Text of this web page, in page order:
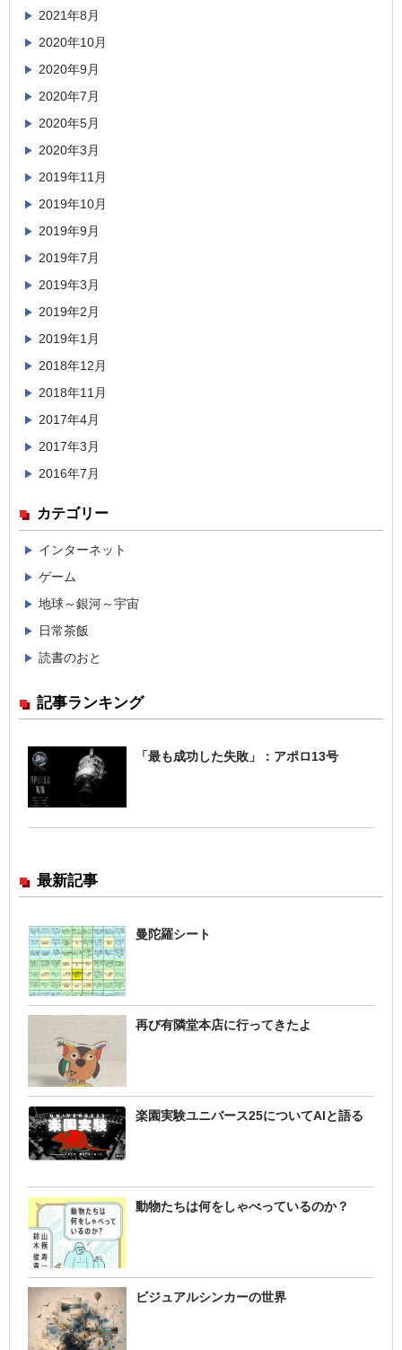
2021年8月
2020年10月
2020年9月
2020年7月
2020年5月
2020年3月
2019年11月
2019年10月
2019年9月
2019年7月
2019年3月
2019年2月
2019年1月
2018年12月
2018年11月
2017年4月
2017年3月
2016年7月
カテゴリー
インターネット
ゲーム
地球～銀河～宇宙
日常茶飯
読書のおと
記事ランキング
「最も成功した失敗」：アポロ13号
最新記事
曼陀羅シート
再び有隣堂本店に行ってきたよ
楽園実験ユニバース25についてAIと語る
動物たちは何をしゃべっているのか？
ビジュアルシンカーの世界